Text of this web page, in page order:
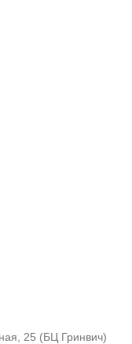
25 (БЦ Гринвич)